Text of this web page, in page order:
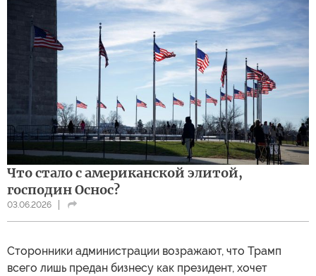
Что стало с американской элитой,
господин Оснос?
03.06.2026
Сторонники администрации возражают, что Трамп
всего лишь предан бизнесу как президент, хочет